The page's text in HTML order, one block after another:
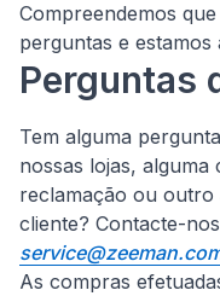
Compreendemos
perguntas e
Perguntas
Tem alguma
nossas lojas,
reclamação ou
cliente? Contacte-
As compras